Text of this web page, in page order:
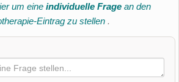
um eineindividuelle Frage an den
Eintrag zu stellen .